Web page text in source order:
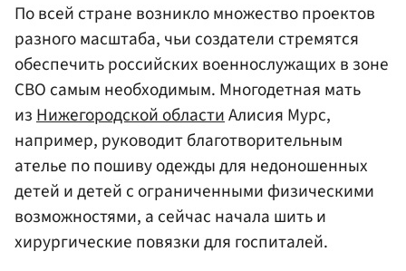
По всей стране возникло множество проектов
разного масштаба, чьи создатели стремятся
обеспечить российских военнослужащих в зоне
СВО самым необходимым. Многодетная мать
изНижегородской областиАлисия Мурс,
например, руководит благотворительным
ателье по пошиву одежды для недоношенных
детей и детей с ограниченными физическими
возможностями, а сейчас начала шить и
хирургические повязки для госпиталей.